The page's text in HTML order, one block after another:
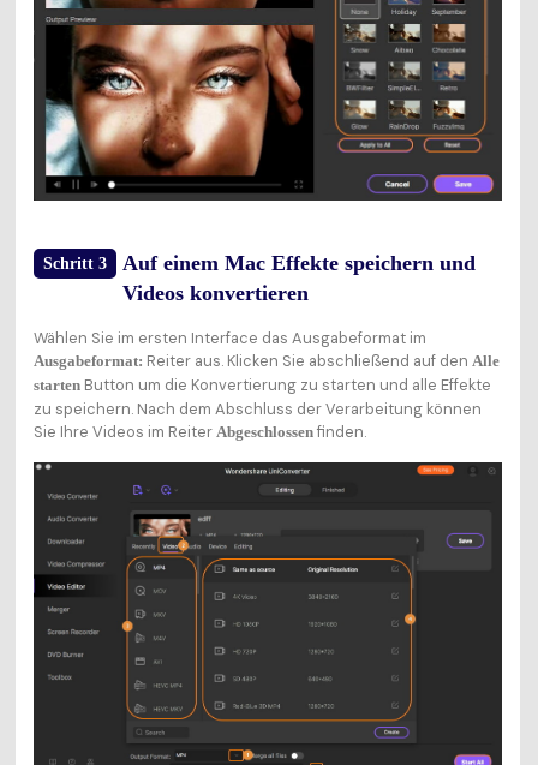
Schritt 3
Auf einem Mac Effekte speichern und
Videos konvertieren
Wählen Sie im ersten Interface das Ausgabeformat im
Ausgabeformat: Reiter aus. Klicken Sie abschließend auf den Alle
startenButton um die Konvertierung zu starten und alle Effekte
zu speichern. Nach dem Abschluss der Verarbeitung können
Sie Ihre Videos im Reiter Abgeschlossenfinden.